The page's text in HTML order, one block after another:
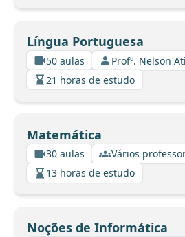
Língua Portuguesa
50 aulas
Profº. Nelson
21 horas de estudo
Matemática
30 aulas
Vários
13 horas de estudo
Noções de Informática